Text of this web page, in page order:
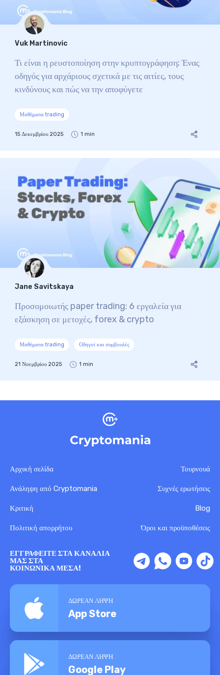
Vuk Martinovic
Τι είναι η ρευστοποίηση στην κρυπτογράφηση; Ένας
οδηγός για αρχάριους σχετικά με τις αιτίες, τους
κινδύνους και πώς να την αποφύγετε
Μαθήματα trading
15 Δεκεμβρίου 2025 1 min
Jane Savitskaya
Προσομοιωτής paper trading: 6 εργαλεία για
εξάσκηση σε μετοχές, forex & crypto
Μαθήματα trading Οδηγοί και συμβουλές
21 Νοεμβρίου 2025 1 min
Αρχική σελίδα Τουρνουά
Ανάληψη από Cryptomania Συχνές ερωτήσεις
Κριτική Blog
Πολιτική απορρήτου Όροι και προϋποθέσεις
ΕΓΓΡΑΦΕΊΤΕ ΣΤΑ ΚΑΝΆΛΙΑ
ΜΑΣ ΣΤΑ
ΚΟΙΝΩΝΙΚΆ ΜΈΣΑ!
ΔΩΡΕΑΝ ΛΗΨΗ
App Store
ΔΩΡΕΑΝ ΛΗΨΗ
Google Play